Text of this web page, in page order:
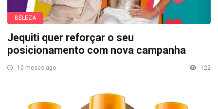
BELEZA
Jequiti quer reforçar o seu
posicionamento com nova campanha
10 meses ago 122